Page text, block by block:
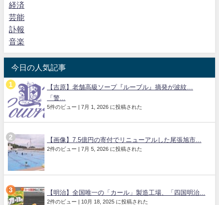
経済
芸能
訃報
音楽
今日の人気記事
【吉原】老舗高級ソープ『ルーブル』摘発が波紋…
「警...
5件のビュー | 7月 1, 2026 に投稿された
【画像】7.5億円の寄付でリニューアルした尾張旭市...
2件のビュー | 7月 5, 2026 に投稿された
【明治】全国唯一の「カール」製造工場、「四国明治...
2件のビュー | 10月 18, 2025 に投稿された